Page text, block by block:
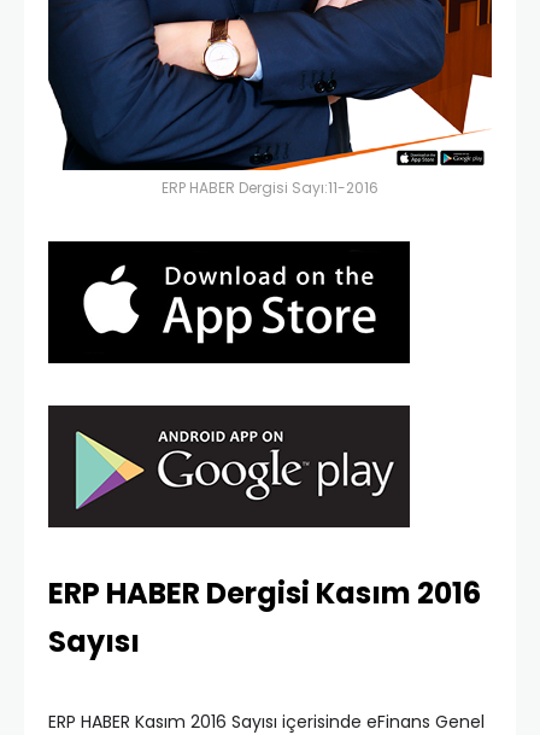
ERP HABER Dergisi Sayı:11-2016
ERP HABER Dergisi Kasım 2016
Sayısı
ERP HABER Kasım 2016 Sayısı içerisinde eFinans Genel